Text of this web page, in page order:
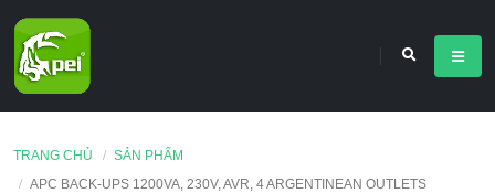
TRANG CHỦ
SẢN PHẨM
APC BACK-UPS 1200VA, 230V, AVR, 4 ARGENTINEAN OUTLETS